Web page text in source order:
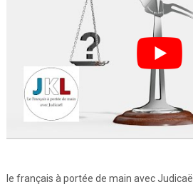
le français à portée de main avec Judicaël